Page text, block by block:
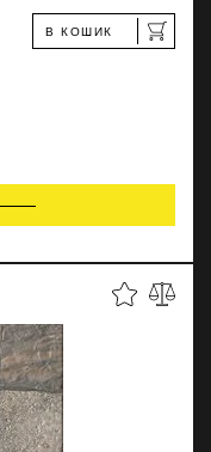
В КОШИК